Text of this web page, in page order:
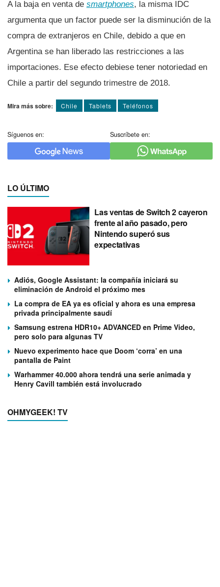
A la baja en venta de smartphones, la misma IDC
argumenta que un factor puede ser la disminución de la
compra de extranjeros en Chile, debido a que en
Argentina se han liberado las restricciones a las
importaciones. Ese efecto debiese tener notoriedad en
Chile a partir del segundo trimestre de 2018.
Mira más sobre: Chile Tablets Teléfonos
Síguenos en: Suscríbete en:
LO ÚLTIMO
Las ventas de Switch 2 cayeron
frente al año pasado, pero
Nintendo superó sus
expectativas
Adiós, Google Assistant: la compañía iniciará su
eliminación de Android el próximo mes
La compra de EA ya es oficial y ahora es una empresa
privada principalmente saudí
Samsung estrena HDR10+ ADVANCED en Prime Video,
pero solo para algunas TV
Nuevo experimento hace que Doom ‘corra’ en una
pantalla de Paint
Warhammer 40.000 ahora tendrá una serie animada y
Henry Cavill también está involucrado
OHMYGEEK! TV